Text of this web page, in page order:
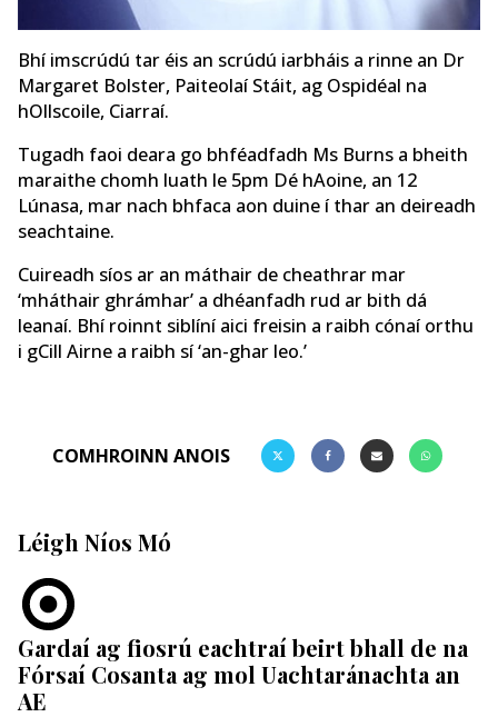
Bhí imscrúdú tar éis an scrúdú iarbháis a rinne an Dr
Margaret Bolster, Paiteolaí Stáit, ag Ospidéal na
hOllscoile, Ciarraí.
Tugadh faoi deara go bhféadfadh Ms Burns a bheith
maraithe chomh luath le 5pm Dé hAoine, an 12
Lúnasa, mar nach bhfaca aon duine í thar an deireadh
seachtaine.
Cuireadh síos ar an máthair de cheathrar mar
‘mháthair ghrámhar’ a dhéanfadh rud ar bith dá
leanaí. Bhí roinnt siblíní aici freisin a raibh cónaí orthu
i gCill Airne a raibh sí ‘an-ghar leo.’
COMHROINN ANOIS
Léigh Níos Mó
Gardaí ag fiosrú eachtraí beirt bhall de na
Fórsaí Cosanta ag mol Uachtaránachta an
AE